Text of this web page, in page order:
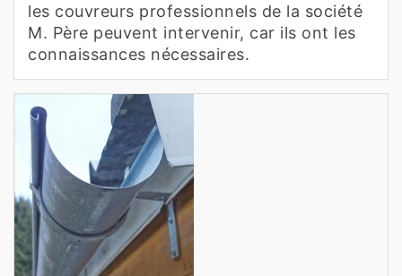
les couvreurs professionnels de la société
M. Père peuvent intervenir, car ils ont les
connaissances nécessaires.